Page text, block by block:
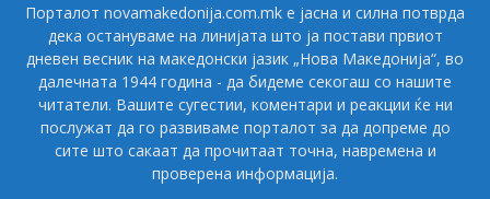
Порталот novamakedonija.com.mk е јасна и силна потврда
дека остануваме на линијата што ја постави првиот
дневен весник на македонски јазик „Нова Македонија“, во
далечната 1944 година - да бидеме секогаш со нашите
читатели. Вашите сугестии, коментари и реакции ќе ни
послужат да го развиваме порталот за да допреме до
сите што сакаат да прочитаат точна, навремена и
проверена информација.